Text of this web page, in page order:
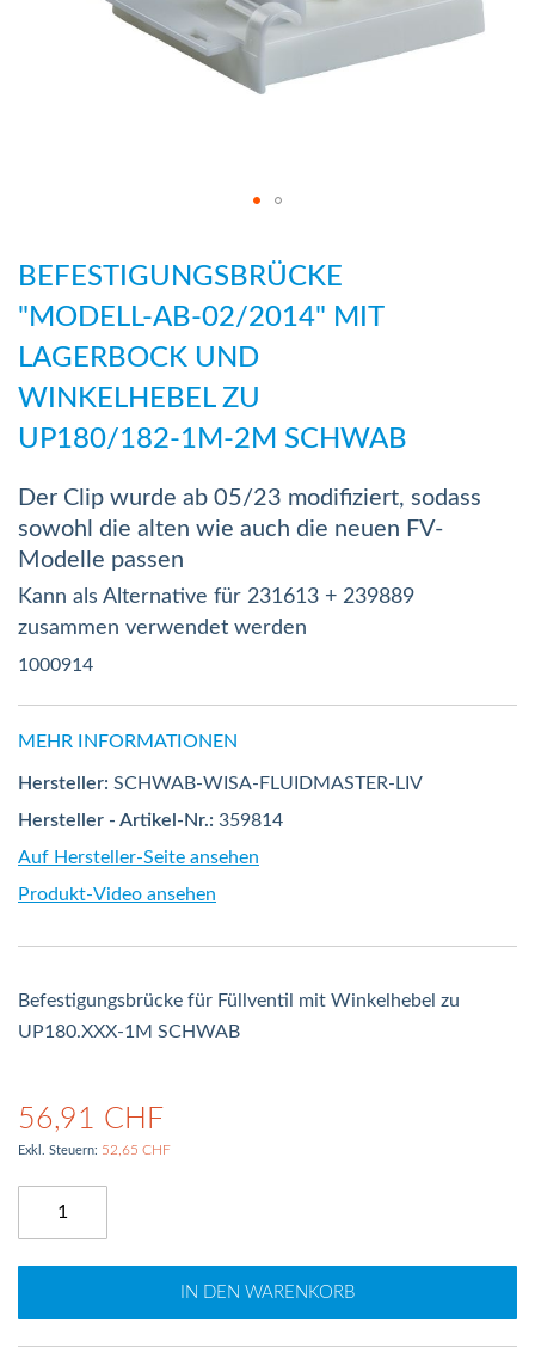
BEFESTIGUNGSBRÜCKE
"MODELL-AB-02/2014" MIT
LAGERBOCK UND
WINKELHEBEL ZU
UP180/182-1M-2M SCHWAB
Der Clip wurde ab 05/23 modifiziert, sodass
sowohl die alten wie auch die neuen FV-
Modelle passen
Kann als Alternative für 231613 + 239889
zusammen verwendet werden
1000914
MEHR INFORMATIONEN
Hersteller: SCHWAB-WISA-FLUIDMASTER-LIV
Hersteller - Artikel-Nr.: 359814
Auf Hersteller-Seite ansehen
Produkt-Video ansehen
Befestigungsbrücke für Füllventil mit Winkelhebel zu
UP180.XXX-1M SCHWAB
56,91 CHF
52,65 CHF
IN DEN WARENKORB
Anfang
Bildergalerie
springen